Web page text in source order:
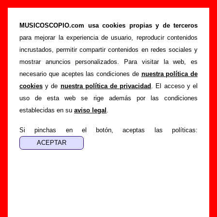
MUSICOSCOPIO.com usa cookies propias y de terceros
para mejorar la experiencia de usuario, reproducir contenidos
incrustados, permitir compartir contenidos en redes sociales y
mostrar anuncios personalizados. Para visitar la web, es
necesario que aceptes las condiciones de nuestra política de
cookies y de nuestra política de privacidad . El acceso y el
uso de esta web se rige además por las condiciones
establecidas en su aviso legal .
Si pinchas en el botón, aceptas las políticas:
Nothing - Añadir o corregir información
Portada >Nothing >Añadir
Si tienes información adicional, puedes enviar nueva
información o corregir la existente mediante el siguiente
formulario o escribiendo un e-mail a
guialven@musicoscopio.com.Gracias por tu
colaboración.
Nombre: